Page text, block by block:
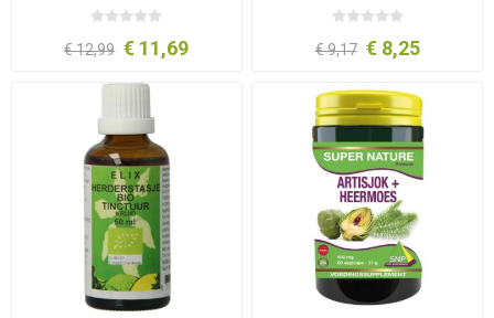
€ 12,99 € 11,69 € 9,17 € 8,25